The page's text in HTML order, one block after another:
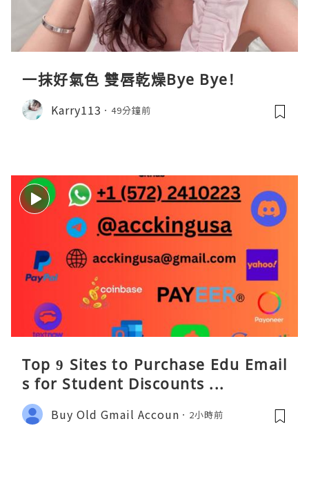
一抹好氣色 雙唇乾燥Bye Bye!
Karry113 49分鐘前
Top 9 Sites to Purchase Edu Email
s for Student Discounts ...
Buy Old Gmail Accoun 2小時前